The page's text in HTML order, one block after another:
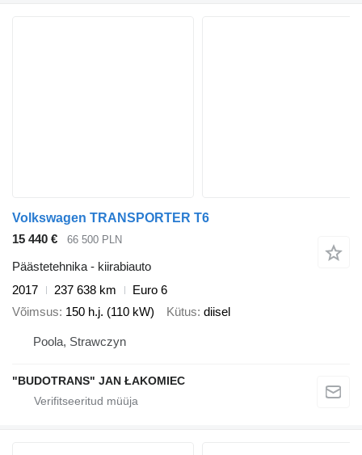
Volkswagen TRANSPORTER T6
15 440 €
66 500 PLN
Päästetehnika - kiirabiauto
2017
237 638 km
Euro 6
Võimsus 150 h.j. (110 kW) Kütus diisel
Poola, Strawczyn
"BUDOTRANS" JAN ŁAKOMIEC